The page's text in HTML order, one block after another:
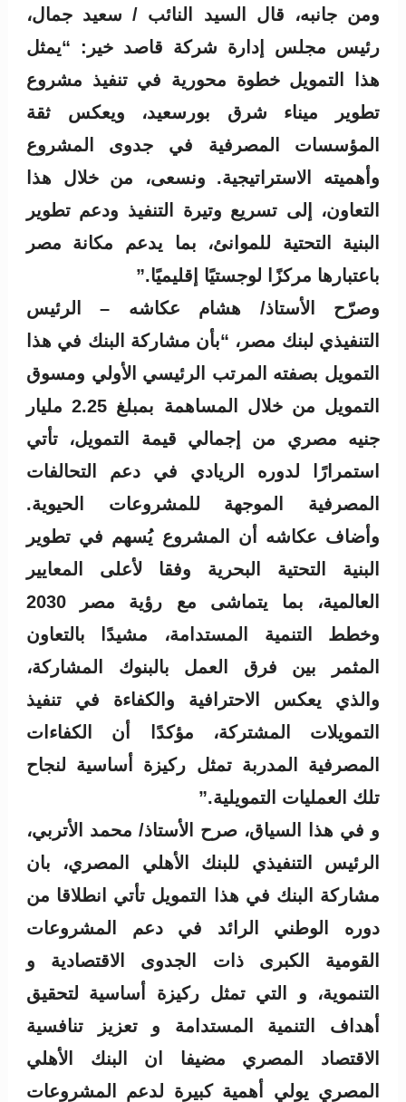
ومن جانبه، قال السيد النائب / سعيد جمال،
رئيس مجلس إدارة شركة قاصد خير: “يمثل
هذا التمويل خطوة محورية في تنفيذ مشروع
تطوير ميناء شرق بورسعيد، ويعكس ثقة
المؤسسات المصرفية في جدوى المشروع
وأهميته الاستراتيجية. ونسعى، من خلال هذا
التعاون، إلى تسريع وتيرة التنفيذ ودعم تطوير
البنية التحتية للموانئ، بما يدعم مكانة مصر
باعتبارها مركزًا لوجستيًا إقليميًا.”
وصرّح الأستاذ/ هشام عكاشه – الرئيس
التنفيذي لبنك مصر، “بأن مشاركة البنك في هذا
التمويل بصفته المرتب الرئيسي الأولي ومسوق
التمويل من خلال المساهمة بمبلغ 2.25 مليار
جنيه مصري من إجمالي قيمة التمويل، تأتي
استمرارًا لدوره الريادي في دعم التحالفات
المصرفية الموجهة للمشروعات الحيوية.
وأضاف عكاشه أن المشروع يُسهم في تطوير
البنية التحتية البحرية وفقا لأعلى المعايير
العالمية، بما يتماشى مع رؤية مصر 2030
وخطط التنمية المستدامة، مشيدًا بالتعاون
المثمر بين فرق العمل بالبنوك المشاركة،
والذي يعكس الاحترافية والكفاءة في تنفيذ
التمويلات المشتركة، مؤكدًا أن الكفاءات
المصرفية المدربة تمثل ركيزة أساسية لنجاح
تلك العمليات التمويلية.”
و في هذا السياق، صرح الأستاذ/ محمد الأتربي،
الرئيس التنفيذي للبنك الأهلي المصري، بان
مشاركة البنك في هذا التمويل تأتي انطلاقا من
دوره الوطني الرائد في دعم المشروعات
القومية الكبرى ذات الجدوى الاقتصادية و
التنموية، و التي تمثل ركيزة أساسية لتحقيق
أهداف التنمية المستدامة و تعزيز تنافسية
الاقتصاد المصري مضيفا ان البنك الأهلي
المصري يولي أهمية كبيرة لدعم المشروعات